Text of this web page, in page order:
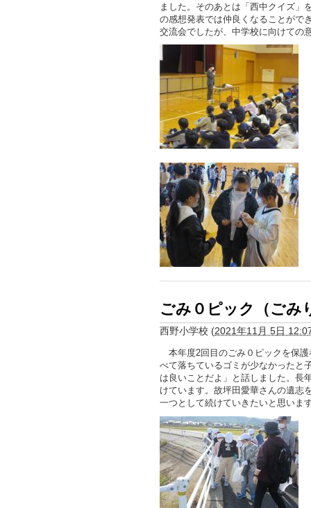
ました。そのあとは「西中クイズ」
の感想発表では仲良くなることがで
交流会でしたが、中学校に向けての
ごみ０ピック（ごみ
西野小学校 (2021年11月 5日
本年度2回目のごみ０ピックを保
べて落ちているゴミが少なかったと
は良いことだよ」と話しました。長
けています。故坪田愛華さんの遺志
一つとして続けていきたいと思いま